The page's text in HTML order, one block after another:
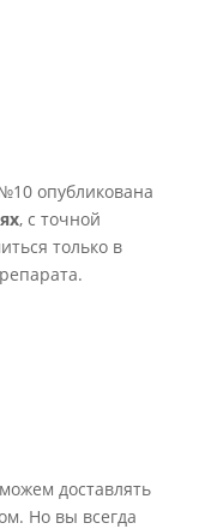
опубликована
, с точной
только в
доставлять
Но вы всегда